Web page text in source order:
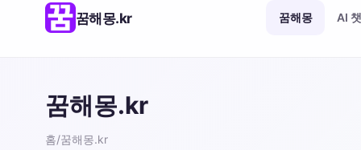
꿈해몽.kr 꿈해몽 AI 챗
꿈해몽.kr
홈/꿈해몽.kr